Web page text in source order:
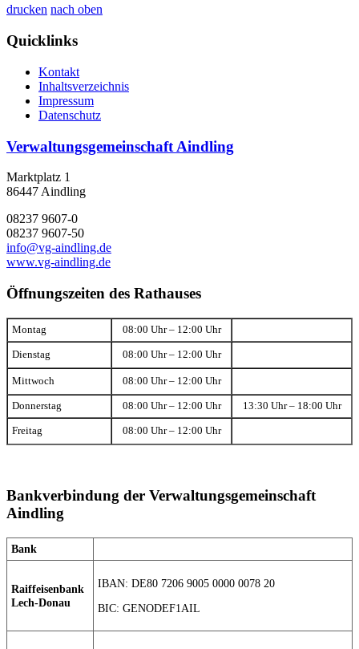
drucken nach oben
Quicklinks
Kontakt
Inhaltsverzeichnis
Impressum
Datenschutz
Verwaltungsgemeinschaft Aindling
Marktplatz 1
86447 Aindling
08237 9607-0
08237 9607-50
info@vg-aindling.de
www.vg-aindling.de
Öffnungszeiten des Rathauses
Montag 08:00 Uhr – 12:00 Uhr
Dienstag 08:00 Uhr – 12:00 Uhr
Mittwoch 08:00 Uhr – 12:00 Uhr
Donnerstag 08:00 Uhr – 12:00 Uhr 13:30 Uhr – 18:00 Uhr
Freitag 08:00 Uhr – 12:00 Uhr
Bankverbindung der Verwaltungsgemeinschaft
Aindling
Bank
Raiffeisenbank
Lech-Donau
IBAN: DE80 7206 9005 0000 0078 20
BIC: GENODEF1AIL